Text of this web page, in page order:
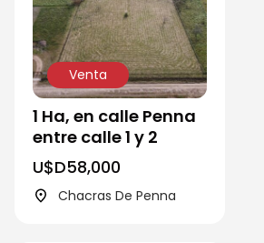
Venta
1 Ha, en calle Penna
entre calle 1 y 2
U$D58,000
Chacras De Penna